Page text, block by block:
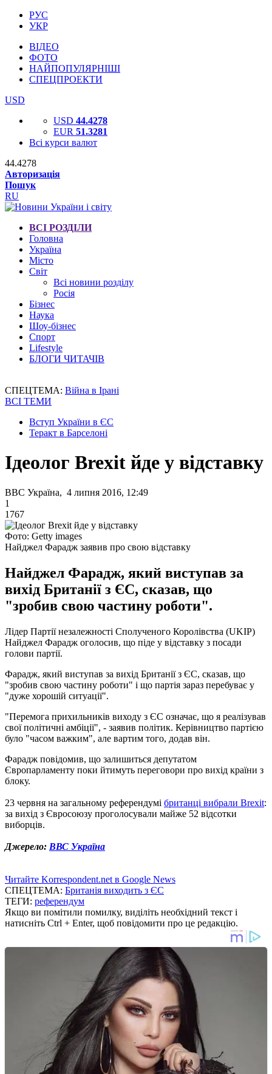
РУС
УКР
ВІДЕО
ФОТО
НАЙПОПУЛЯРНІШІ
СПЕЦПРОЕКТИ
USD
USD 44.4278
EUR 51.3281
Всі курси валют
44.4278
Авторизація
Пошук
RU
ВСІ РОЗДІЛИ
Головна
Україна
Місто
Світ
Всі новини розділу
Росія
Бізнес
Наука
Шоу-бізнес
Спорт
Lifestyle
БЛОГИ ЧИТАЧІВ
СПЕЦТЕМА: Війна в Ірані
ВСІ ТЕМИ
Вступ України в ЄС
Теракт в Барселоні
Ідеолог Brexit йде у відставку
BBC Україна, 4 липня 2016, 12:49
1
1767
Фото: Getty images
Найджел Фарадж заявив про свою відставку
Найджел Фарадж, який виступав за
вихід Британії з ЄС, сказав, що
"зробив свою частину роботи".
Лідер Партії незалежності Сполученого Королівства (UKIP)
Найджел Фарадж оголосив, що піде у відставку з посади
голови партії.
Фарадж, який виступав за вихід Британії з ЄС, сказав, що
"зробив свою частину роботи" і що партія зараз перебуває у
"дуже хорошій ситуації".
"Перемога прихильників виходу з ЄС означає, що я реалізував
свої політичні амбіції", - заявив політик. Керівництво партією
було "часом важким", але вартим того, додав він.
Фарадж повідомив, що залишиться депутатом
Європарламенту поки йтимуть переговори про вихід країни з
блоку.
23 червня на загальному референдумі британці вибрали Brexit:
за вихід з Євросоюзу проголосували майже 52 відсотки
виборців.
Джерело: ВВС Україна
Читайте Korrespondent.net в Google News
СПЕЦТЕМА: Британія виходить з ЄС
ТЕГИ: референдум
Якщо ви помітили помилку, виділіть необхідний текст і
натисніть Ctrl + Enter, щоб повідомити про це редакцію.